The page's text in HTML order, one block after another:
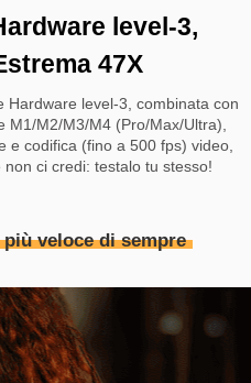
level-3,
47X
Hardware level-3, combinata con
M1/M2/M3/M4 (Pro/Max/Ultra),
e codifica (fino a 500 fps) video,
ci credi: testalo tu stesso!
veloce di sempre